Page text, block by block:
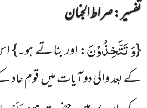
تفسیر : ‎صراط الجنان
{وَ تَتَّخِذُوْنَ: اور بناتے
کے بعد والی دو آیات میں قومِ عاد